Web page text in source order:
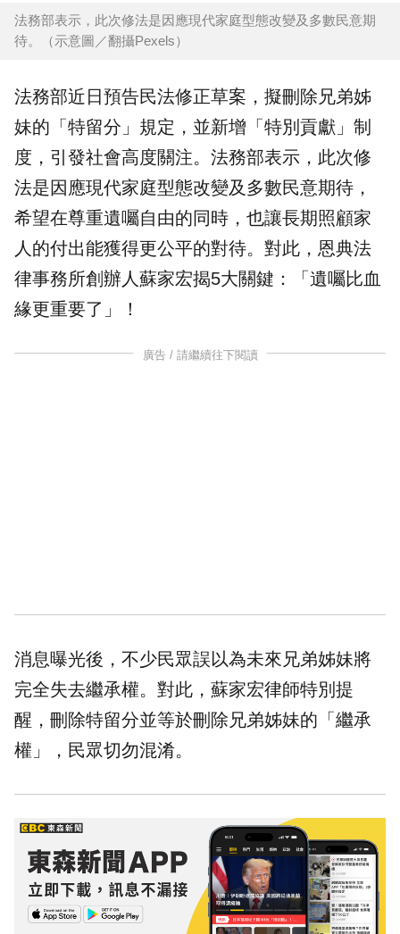
法務部表示，此次修法是因應現代家庭型態改變及多數民意期
待。（示意圖／翻攝Pexels）
法務部近日預告民法修正草案，擬刪除兄弟姊
妹的「 特留分 」規定，並新增「特別貢獻」制
度，引發社會高度關注。法務部表示，此次修
法是因應現代家庭型態改變及多數民意期待，
希望在尊重遺囑自由的同時，也讓長期照顧家
人的付出能獲得更公平的對待。對此，恩典法
律事務所創辦人蘇家宏揭5大關鍵：「遺囑比血
緣更重要了」！
廣告 / 請繼續往下閱讀
消息曝光後，不少民眾誤以為未來兄弟姊妹將
完全失去繼承權。對此，蘇家宏律師特別提
醒，刪除特留分並等於刪除兄弟姊妹的「繼承
權」，民眾切勿混淆。